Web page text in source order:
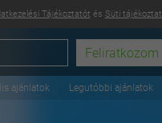
Tájékoztatót és Süti
ajánlatok Legutóbbi ajánlatok